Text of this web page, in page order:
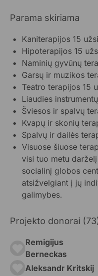
Parama skiriama
Kaniterapijos 15
Hipoterapijos 15
Naminių gyvūnų
Garsų ir muzikos
Teatro terapijos 15
Liaudies
Šviesos ir spalvų
Kvapų ir skonių
Spalvų ir dailės
Visuose šiuose
visi tuo metu
socialinį globos
atsižvelgiant į jų
galimybes.
Projekto donorai
Remigijus
Berneckas
Aleksandr Kritskij